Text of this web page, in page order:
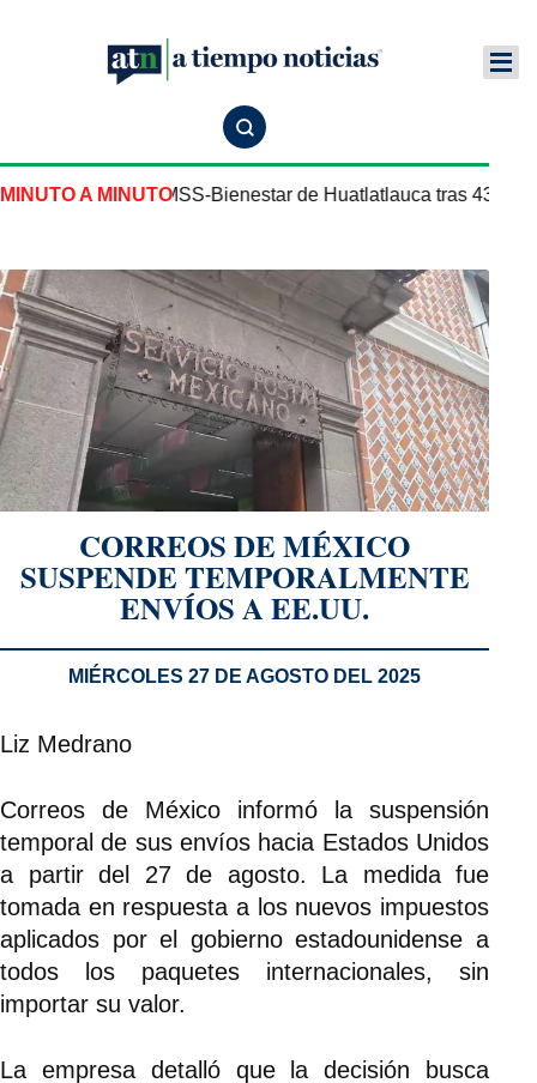
MINUTO A MINUTO
de Salud IMSS-Bienestar de Huatlatlauca tras 43 años
CORREOS DE MÉXICO
SUSPENDE TEMPORALMENTE
ENVÍOS A EE.UU.
MIÉRCOLES 27 DE AGOSTO DEL 2025
Liz Medrano
Correos de México informó la suspensión
temporal de sus envíos hacia Estados Unidos
a partir del 27 de agosto. La medida fue
tomada en respuesta a los nuevos impuestos
aplicados por el gobierno estadounidense a
todos los paquetes internacionales, sin
importar su valor.
La empresa detalló que la decisión busca